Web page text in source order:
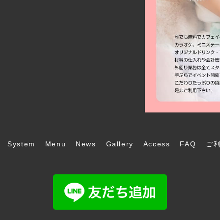
System Menu News Gallery Access FAQ ご